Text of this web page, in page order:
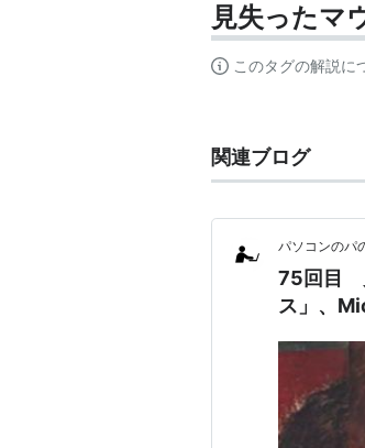
見失ったマ
このタグの解説に
関連ブログ
パソコンのパ
75回目
ス」、